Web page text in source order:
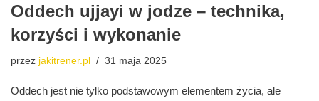
Oddech ujjayi w jodze – technika,
korzyści i wykonanie
przez jakitrener.pl 31 maja 2025
Oddech jest nie tylko podstawowym elementem życia, ale